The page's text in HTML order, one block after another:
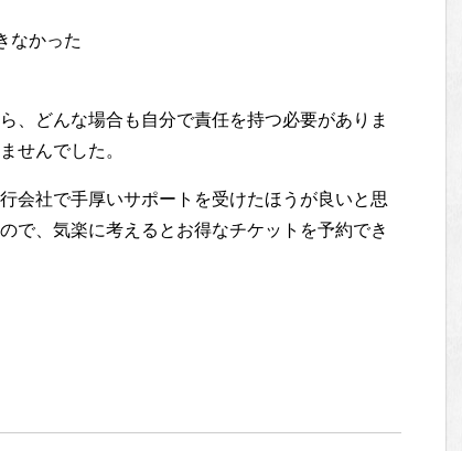
なかった
、どんな場合も自分で責任を持つ必要がありま
せんでした。
会社で手厚いサポートを受けたほうが良いと思
で、気楽に考えるとお得なチケットを予約でき